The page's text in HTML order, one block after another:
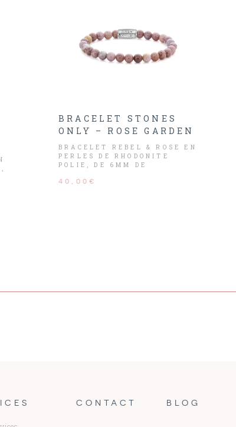
BRACELET STONES
ONLY – ROSE GARDEN
BRACELET REBEL & ROSE EN
PERLES DE RHODONITE
POLIE, DE 6MM DE
ACIER.
40,00€
CONTACT BLOG